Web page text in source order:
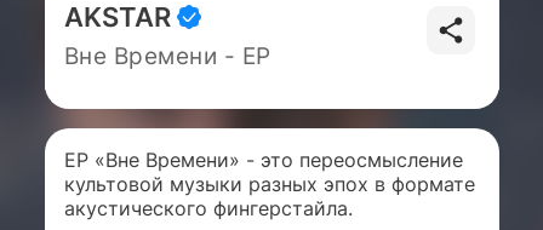
AKSTAR
Вне Времени - EP
EP «Вне Времени» - это переосмысление
культовой музыки разных эпох в формате
акустического фингерстайла.